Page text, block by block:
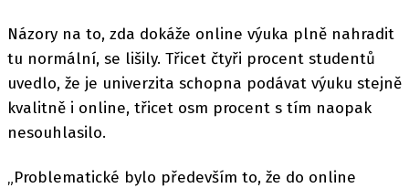
Názory na to, zda dokáže online výuka plně nahradit
tu normální, se lišily. Třicet čtyři procent studentů
uvedlo, že je univerzita schopna podávat výuku stejně
kvalitně i online, třicet osm procent s tím naopak
nesouhlasilo.
„Problematické bylo především to, že do online